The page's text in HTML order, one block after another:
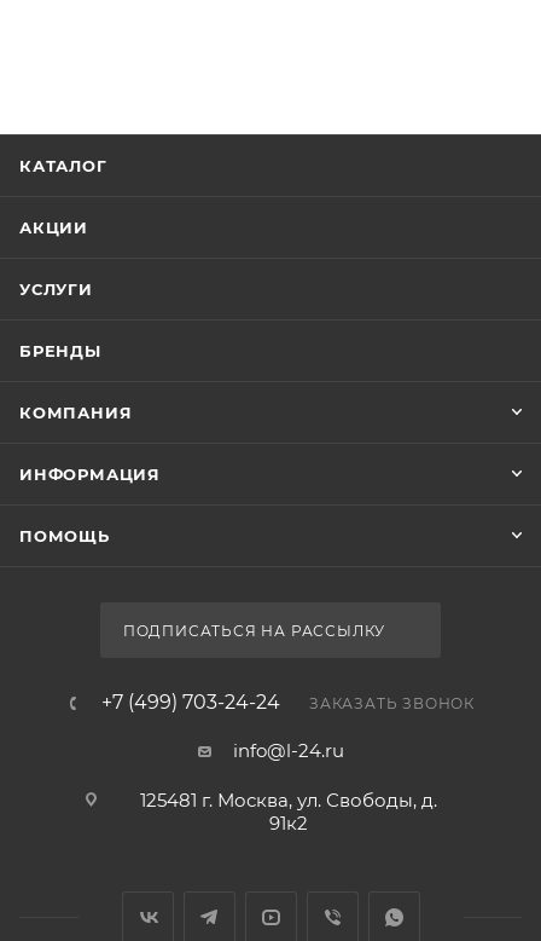
КАТАЛОГ
АКЦИИ
УСЛУГИ
БРЕНДЫ
КОМПАНИЯ
ИНФОРМАЦИЯ
ПОМОЩЬ
ПОДПИСАТЬСЯ НА РАССЫЛКУ
+7 (499) 703-24-24 ЗАКАЗАТЬ ЗВОНОК
info@l-24.ru
125481 г. Москва, ул. Свободы, д.
91к2